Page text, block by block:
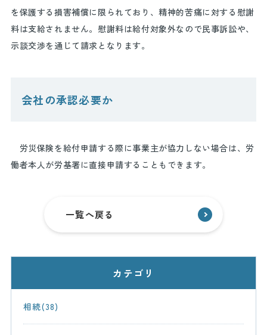
を保護する損害補償に限られており、精神的苦痛に対する慰謝
料は支給されません。慰謝料は給付対象外なので民事訴訟や、
示談交渉を通じて請求となります。
会社の承認必要か
労災保険を給付申請する際に事業主が協力しない場合は、労
働者本人が労基署に直接申請することもできます。
一覧へ戻る
カテゴリ
相続(38)